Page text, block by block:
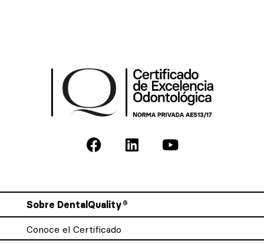
Sobre DentalQuality®
Conoce el Certificado